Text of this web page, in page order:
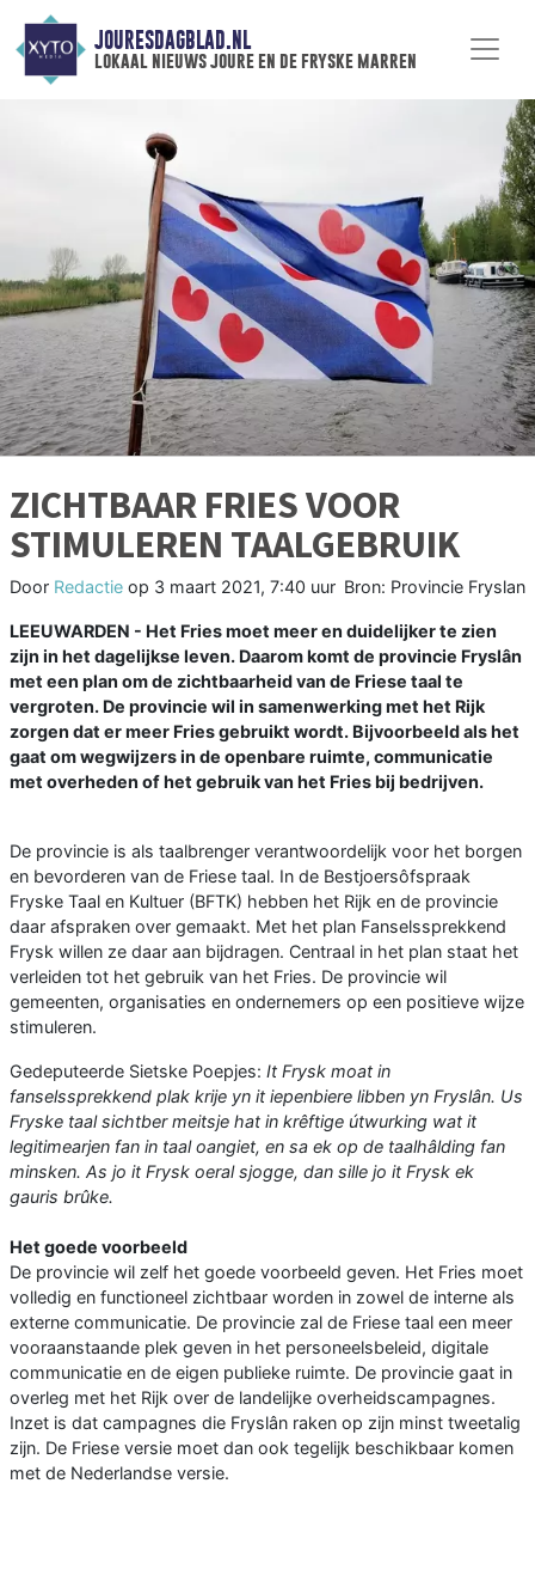
JOURESDAGBLAD.NL
lokaal nieuws joure en de fryske marren
ZICHTBAAR FRIES VOOR
STIMULEREN TAALGEBRUIK
Door Redactie op 3 maart 2021, 7:40 uur Bron: Provincie Fryslan
LEEUWARDEN - Het Fries moet meer en duidelijker te zien
zijn in het dagelijkse leven. Daarom komt de provincie Fryslân
met een plan om de zichtbaarheid van de Friese taal te
vergroten. De provincie wil in samenwerking met het Rijk
zorgen dat er meer Fries gebruikt wordt. Bijvoorbeeld als het
gaat om wegwijzers in de openbare ruimte, communicatie
met overheden of het gebruik van het Fries bij bedrijven.
De provincie is als taalbrenger verantwoordelijk voor het borgen
en bevorderen van de Friese taal. In de Bestjoersôfspraak
Fryske Taal en Kultuer (BFTK) hebben het Rijk en de provincie
daar afspraken over gemaakt. Met het plan Fanselssprekkend
Frysk willen ze daar aan bijdragen. Centraal in het plan staat het
verleiden tot het gebruik van het Fries. De provincie wil
gemeenten, organisaties en ondernemers op een positieve wijze
stimuleren.
Gedeputeerde Sietske Poepjes: It Frysk moat in
fanselssprekkend plak krije yn it iepenbiere libben yn Fryslân. Us
Fryske taal sichtber meitsje hat in krêftige útwurking wat it
legitimearjen fan in taal oangiet, en sa ek op de taalhâlding fan
minsken. As jo it Frysk oeral sjogge, dan sille jo it Frysk ek
gauris brûke.
Het goede voorbeeld
De provincie wil zelf het goede voorbeeld geven. Het Fries moet
volledig en functioneel zichtbaar worden in zowel de interne als
externe communicatie. De provincie zal de Friese taal een meer
vooraanstaande plek geven in het personeelsbeleid, digitale
communicatie en de eigen publieke ruimte. De provincie gaat in
overleg met het Rijk over de landelijke overheidscampagnes.
Inzet is dat campagnes die Fryslân raken op zijn minst tweetalig
zijn. De Friese versie moet dan ook tegelijk beschikbaar komen
met de Nederlandse versie.